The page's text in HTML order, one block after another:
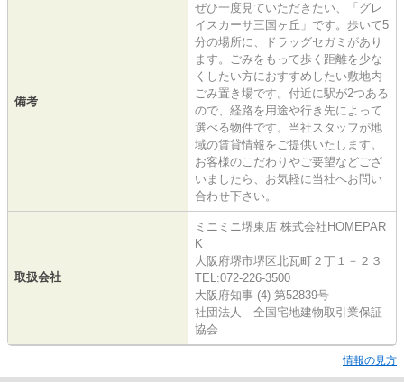
備考
ぜひ一度見ていただきたい、「グレ
イスカーサ三国ヶ丘」です。歩いて5
分の場所に、ドラッグセガミがあり
ます。ごみをもって歩く距離を少な
くしたい方におすすめしたい敷地内
ごみ置き場です。付近に駅が2つある
ので、経路を用途や行き先によって
選べる物件です。当社スタッフが地
域の賃貸情報をご提供いたします。
お客様のこだわりやご要望などござ
いましたら、お気軽に当社へお問い
合わせ下さい。
取扱会社
ミニミニ堺東店 株式会社HOMEPAR
K
大阪府堺市堺区北瓦町２丁１－２３
TEL:072-226-3500
大阪府知事 (4) 第52839号
社団法人 全国宅地建物取引業保証
協会
情報の見方